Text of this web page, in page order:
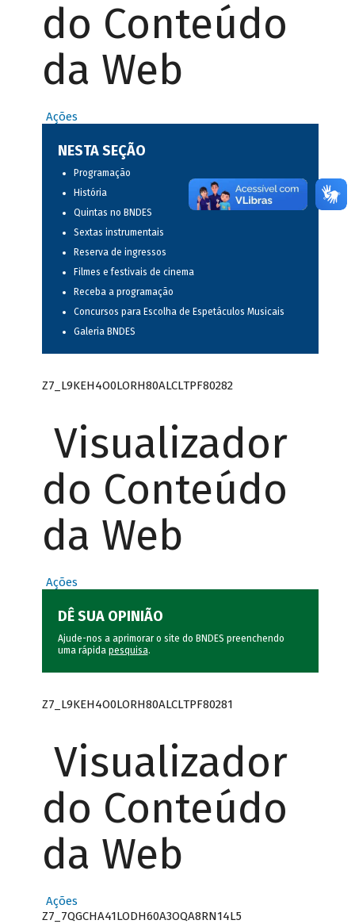
do Conteúdo
da Web
Ações
NESTA SEÇÃO
Programação
História
Quintas no BNDES
Sextas instrumentais
Reserva de ingressos
Filmes e festivais de cinema
Receba a programação
Concursos para Escolha de Espetáculos Musicais
Galeria BNDES
Z7_L9KEH4O0LORH80ALCLTPF80282
Visualizador
do Conteúdo
da Web
Ações
DÊ SUA OPINIÃO
Ajude-nos a aprimorar o site do BNDES preenchendo
uma rápida pesquisa.
Z7_L9KEH4O0LORH80ALCLTPF80281
Visualizador
do Conteúdo
da Web
Ações
Z7_7QGCHA41LODH60A3OQA8RN14L5